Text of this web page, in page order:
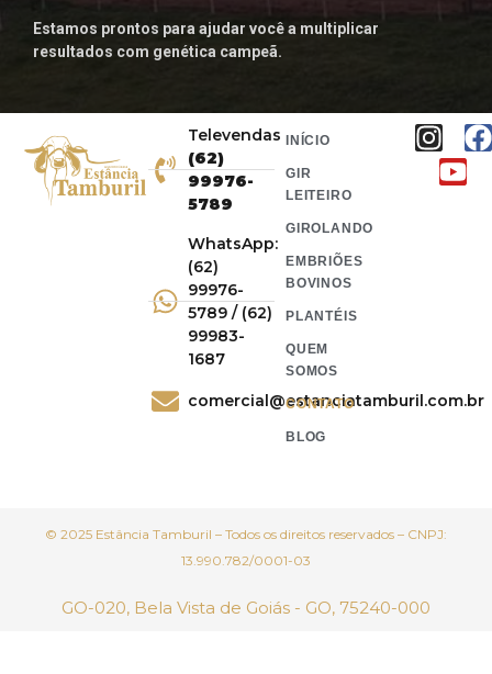
Estamos prontos para ajudar você a multiplicar
resultados com genética campeã.
Televendas
(62)
99976-
5789
WhatsApp:
(62)
99976-
5789 / (62)
99983-
1687
comercial@estanciatamburil.com.br
INÍCIO
GIR
LEITEIRO
GIROLANDO
EMBRIÕES
BOVINOS
PLANTÉIS
QUEM
SOMOS
CONTATO
BLOG
© 2025 Estância Tamburil – Todos os direitos reservados – CNPJ:
13.990.782/0001-03
GO-020, Bela Vista de Goiás - GO, 75240-000